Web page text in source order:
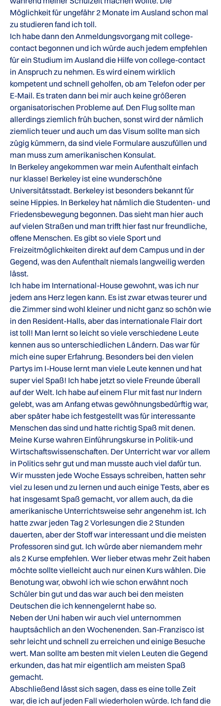
Möglichkeit für ungefähr 2 Monate im Ausland schon mal
zu studieren fand ich toll.
Ich habe dann den Anmeldungsvorgang mit college-
contact begonnen und ich würde auch jedem empfehlen
für ein Studium im Ausland die Hilfe von college-contact
in Anspruch zu nehmen. Es wird einem wirklich
kompetent und schnell geholfen, ob am Telefon oder per
E-Mail. Es traten dann bei mir auch keine größeren
organisatorischen Probleme auf. Den Flug sollte man
allerdings ziemlich früh buchen, sonst wird der nämlich
ziemlich teuer und auch um das Visum sollte man sich
zügig kümmern, da sind viele Formulare auszufüllen und
man muss zum amerikanischen Konsulat.
In Berkeley angekommen war mein Aufenthalt einfach
nur klasse! Berkeley ist eine wunderschöne
Universitätsstadt. Berkeley ist besonders bekannt für
seine Hippies. In Berkeley hat nämlich die Studenten- und
Friedensbewegung begonnen. Das sieht man hier auch
auf vielen Straßen und man trifft hier fast nur freundliche,
offene Menschen. Es gibt so viele Sport und
Freizeitmöglichkeiten direkt auf dem Campus und in der
Gegend, was den Aufenthalt niemals langweilig werden
lässt.
Ich habe im International-House gewohnt, was ich nur
jedem ans Herz legen kann. Es ist zwar etwas teurer und
die Zimmer sind wohl kleiner und nicht ganz so schön wie
in den Resident-Halls, aber das internationale Flair dort
ist toll! Man lernt so leicht so viele verschiedene Leute
kennen aus so unterschiedlichen Ländern. Das war für
mich eine super Erfahrung. Besonders bei den vielen
Partys im I-House lernt man viele Leute kennen und hat
super viel Spaß! Ich habe jetzt so viele Freunde überall
auf der Welt. Ich habe auf einem Flur mit fast nur Indern
gelebt, was am Anfang etwas gewöhnungsbedürftig war,
aber später habe ich festgestellt was für interessante
Menschen das sind und hatte richtig Spaß mit denen.
Meine Kurse wahren Einführungskurse in Politik-und
Wirtschaftswissenschaften. Der Unterricht war vor allem
in Politics sehr gut und man musste auch viel dafür tun.
Wir mussten jede Woche Essays schreiben, hatten sehr
viel zu lesen und zu lernen und auch einige Tests, aber es
hat insgesamt Spaß gemacht, vor allem auch, da die
amerikanische Unterrichtsweise sehr angenehm ist. Ich
hatte zwar jeden Tag 2 Vorlesungen die 2 Stunden
dauerten, aber der Stoff war interessant und die meisten
Professoren sind gut. Ich würde aber niemandem mehr
als 2 Kurse empfehlen. Wer lieber etwas mehr Zeit haben
möchte sollte vielleicht auch nur einen Kurs wählen. Die
Benotung war, obwohl ich wie schon erwähnt noch
Schüler bin gut und das war auch bei den meisten
Deutschen die ich kennengelernt habe so.
Neben der Uni haben wir auch viel unternommen
hauptsächlich an den Wochenenden. San-Franzisco ist
sehr leicht und schnell zu erreichen und einige Besuche
wert. Man sollte am besten mit vielen Leuten die Gegend
erkunden, das hat mir eigentlich am meisten Spaß
gemacht.
Abschließend lässt sich sagen, dass es eine tolle Zeit
war, die ich auf jeden Fall wiederholen würde. Ich fand die